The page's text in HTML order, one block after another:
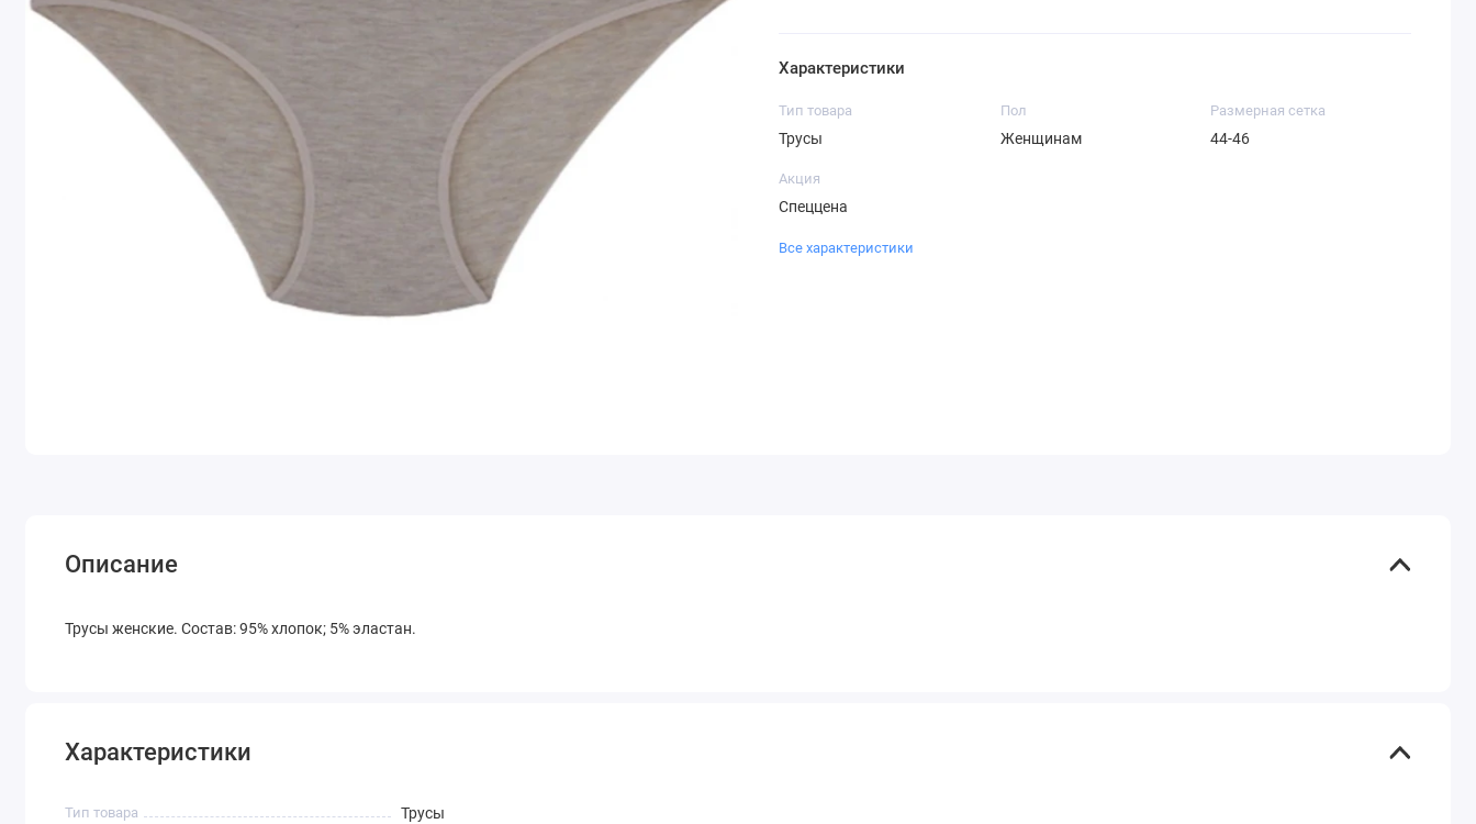
Характеристики
Тип товара
Трусы
Пол
Женщинам
Размерная сетка
44-46
Акция
Спеццена
Все характеристики
Описание
Трусы женские. Состав: 95% хлопок; 5% эластан.
Характеристики
Тип товара Трусы